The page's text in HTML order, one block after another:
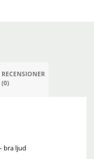
RECENSIONER
(0)
bra ljud